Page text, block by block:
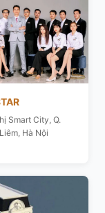
Smart City, Q.
Hà Nội